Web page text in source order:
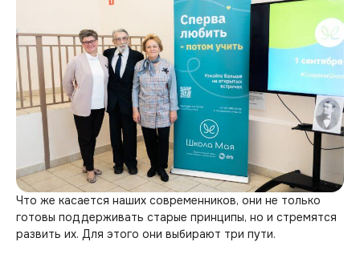
Что же касается наших современников, они не только
готовы поддерживать старые принципы, но и стремятся
развить их. Для этого они выбирают три пути.